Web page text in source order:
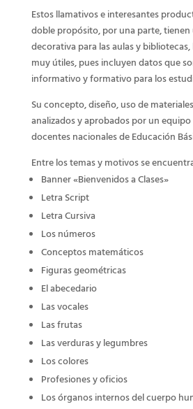
Estos llamativos e interesantes
doble propósito, por una parte,
decorativa para las aulas y
muy útiles, pues incluyen datos que
informativo y formativo para los
Su concepto, diseño, uso de
analizados y aprobados por un
docentes nacionales de Educación
Entre los temas y motivos se
Banner «Bienvenidos a Clases»
Letra Script
Letra Cursiva
Los números
Conceptos matemáticos
Figuras geométricas
El abecedario
Las vocales
Las frutas
Las verduras y legumbres
Los colores
Profesiones y oficios
Los órganos internos del cuerpo